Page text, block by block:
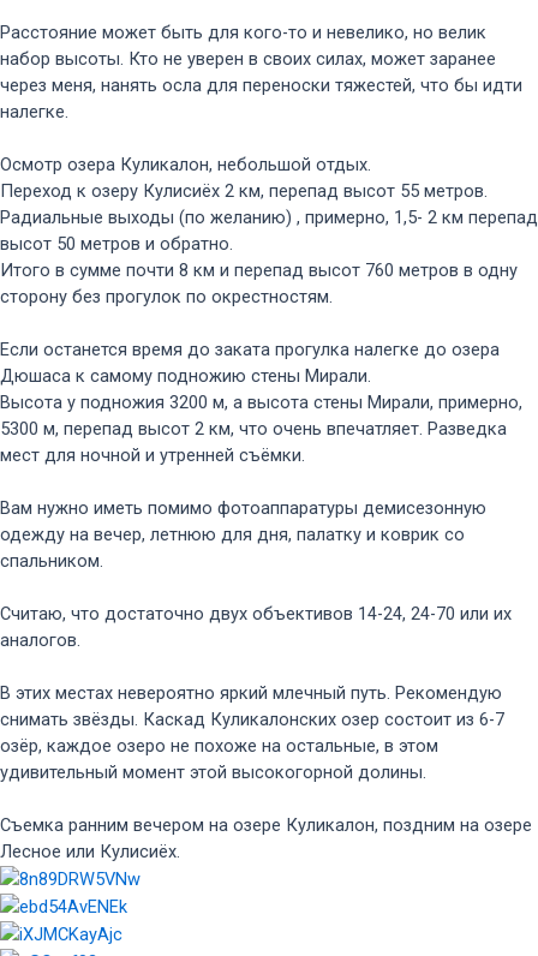
Расстояние может быть для кого-то и невелико, но велик
набор высоты. Кто не уверен в своих силах, может заранее
через меня, нанять осла для переноски тяжестей, что бы идти
налегке.
Осмотр озера Куликалон, небольшой отдых.
Переход к озеру Кулисиёх 2 км, перепад высот 55 метров.
Радиальные выходы (по желанию) , примерно, 1,5- 2 км перепад
высот 50 метров и обратно.
Итого в сумме почти 8 км и перепад высот 760 метров в одну
сторону без прогулок по окрестностям.
Если останется время до заката прогулка налегке до озера
Дюшаса к самому подножию стены Мирали.
Высота у подножия 3200 м, а высота стены Мирали, примерно,
5300 м, перепад высот 2 км, что очень впечатляет. Разведка
мест для ночной и утренней съёмки.
Вам нужно иметь помимо фотоаппаратуры демисезонную
одежду на вечер, летнюю для дня, палатку и коврик со
спальником.
Считаю, что достаточно двух объективов 14-24, 24-70 или их
аналогов.
В этих местах невероятно яркий млечный путь. Рекомендую
снимать звёзды. Каскад Куликалонских озер состоит из 6-7
озёр, каждое озеро не похоже на остальные, в этом
удивительный момент этой высокогорной долины.
Съемка ранним вечером на озере Куликалон, поздним на озере
Лесное или Кулисиёх.